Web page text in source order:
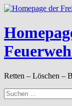
Zum
springen
Retten – Löschen –
Suche
nach: